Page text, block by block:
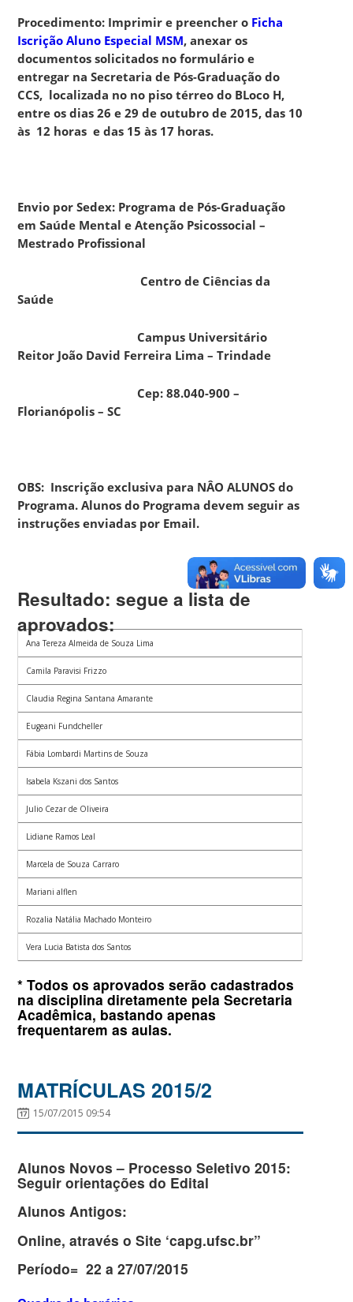
Procedimento: Imprimir e preencher o Ficha
Iscrição Aluno Especial MSM, anexar os
documentos solicitados no formulário e
entregar na Secretaria de Pós-Graduação do
CCS, localizada no no piso térreo do BLoco H,
entre os dias 26 e 29 de outubro de 2015, das 10
às 12 horas e das 15 às 17 horas.
Envio por Sedex: Programa de Pós-Graduação
em Saúde Mental e Atenção Psicossocial –
Mestrado Profissional
Centro de Ciências da
Saúde
Campus Universitário
Reitor João David Ferreira Lima – Trindade
Cep: 88.040-900 –
Florianópolis – SC
OBS: Inscrição exclusiva para NÂO ALUNOS do
Programa. Alunos do Programa devem seguir as
instruções enviadas por Email.
Resultado: segue a lista de
aprovados:
Ana Tereza Almeida de Souza Lima
Camila Paravisi Frizzo
Claudia Regina Santana Amarante
Eugeani Fundcheller
Fábia Lombardi Martins de Souza
Isabela Kszani dos Santos
Julio Cezar de Oliveira
Lidiane Ramos Leal
Marcela de Souza Carraro
Mariani alflen
Rozalia Natália Machado Monteiro
Vera Lucia Batista dos Santos
* Todos os aprovados serão cadastrados
na disciplina diretamente pela Secretaria
Acadêmica, bastando apenas
frequentarem as aulas.
MATRÍCULAS 2015/2
15/07/2015 09:54
Alunos Novos – Processo Seletivo 2015:
Seguir orientações do Edital
Alunos Antigos:
Online, através o Site ‘capg.ufsc.br”
Período= 22 a 27/07/2015